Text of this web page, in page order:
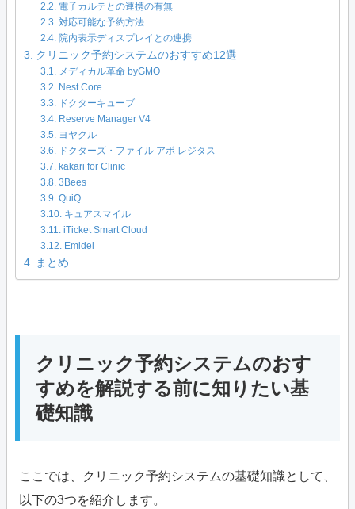
電子カルテとの連携の有無
対応可能な予約方法
院内表示ディスプレイとの連携
クリニック予約システムのおすすめ12選
メディカル革命 byGMO
Nest Core
ドクターキューブ
Reserve Manager V4
ヨヤクル
ドクターズ・ファイル アポ レジタス
kakari for Clinic
3Bees
QuiQ
キュアスマイル
iTicket Smart Cloud
Emidel
まとめ
クリニック予約システムのおす
すめを解説する前に知りたい基
礎知識
ここでは、クリニック予約システムの基礎知識として、
以下の3つを紹介します。